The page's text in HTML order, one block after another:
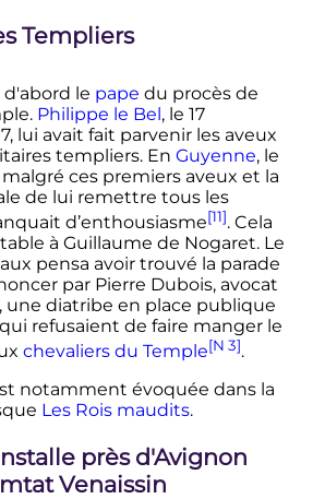
Templiers
le pape du procès de
Philippe le Bel, le 17
, lui avait fait parvenir les aveux
templiers. En Guyenne, le
ces premiers aveux et la
de lui remettre tous les
d’enthousiasme[11]. Cela
à Guillaume de Nogaret. Le
pensa avoir trouvé la parade
par Pierre Dubois, avocat
une diatribe en place publique
refusaient de faire manger le
chevaliers du Temple[N 3].
notamment évoquée dans la
Les Rois maudits.
près d'Avignon
Venaissin